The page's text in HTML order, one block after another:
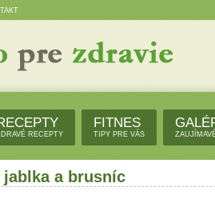
RECEPTY
FITNES
TIPY PRE VÁS
jablka a brusníc